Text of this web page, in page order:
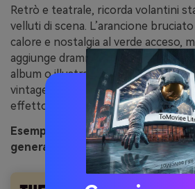
Retrò e teatrale, ricorda volantini
velluti di scena. L’arancione
calore e nostalgia al verde acceso,
aggiunge dramma. Usalo per
album o illustrazioni editoriali
vintage. Consiglio: applica una
effetto colori invecchiato
Esempio di immagine di
generata con media.io